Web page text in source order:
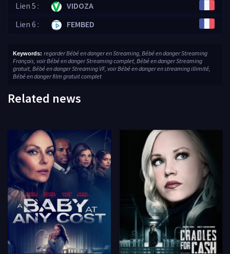
Lien 5 :
VIDOZA
Lien 6 :
FEMBED
Keywords: regarder Bébé en danger en Streaming, Bébé en danger Streaming
Français, voir Bébé en danger Streaming complet, Bébé en danger Streaming
gratuit, Bébé en danger Streaming VF, voir Bébé en danger en streaming illimité,
Bébé en danger film gratuit complet
Related news